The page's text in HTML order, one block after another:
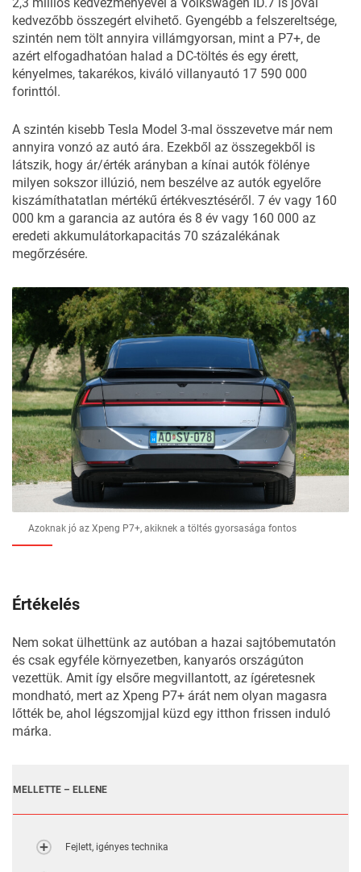
kedvezőbb összegért elvihető. Gyengébb a felszereltsége,
szintén nem tölt annyira villámgyorsan, mint a P7+, de
azért elfogadhatóan halad a DC-töltés és egy érett,
kényelmes, takarékos, kiváló villanyautó 17 590 000
forinttól.
A szintén kisebb Tesla Model 3-mal összevetve már nem
annyira vonzó az autó ára. Ezekből az összegekből is
látszik, hogy ár/érték arányban a kínai autók fölénye
milyen sokszor illúzió, nem beszélve az autók egyelőre
kiszámíthatatlan mértékű értékvesztéséről. 7 év vagy 160
000 km a garancia az autóra és 8 év vagy 160 000 az
eredeti akkumulátorkapacitás 70 százalékának
megőrzésére.
Azoknak jó az Xpeng P7+, akiknek a töltés gyorsasága fontos
Értékelés
Nem sokat ülhettünk az autóban a hazai sajtóbemutatón
és csak egyféle környezetben, kanyarós országúton
vezettük. Amit így elsőre megvillantott, az ígéretesnek
mondható, mert az Xpeng P7+ árát nem olyan magasra
lőtték be, ahol légszomjjal küzd egy itthon frissen induló
márka.
MELLETTE – ELLENE
Fejlett, igényes technika